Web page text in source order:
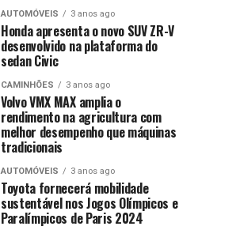
AUTOMÓVEIS 3 anos ago
Honda apresenta o novo SUV ZR-V
desenvolvido na plataforma do
sedan Civic
CAMINHÕES 3 anos ago
Volvo VMX MAX amplia o
rendimento na agricultura com
melhor desempenho que máquinas
tradicionais
AUTOMÓVEIS 3 anos ago
Toyota fornecerá mobilidade
sustentável nos Jogos Olímpicos e
Paralímpicos de Paris 2024